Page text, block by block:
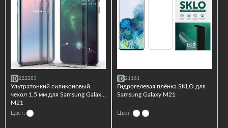
222283
Ультратонкий силиконовый
чехол 1,5 мм для Samsung Galaxy
M21
Цвет:
21161
Гидрогелевая плёнка SKLO для
Samsung Galaxy M21
Цвет: